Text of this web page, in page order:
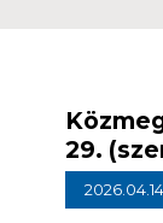
29.
2026.04.14